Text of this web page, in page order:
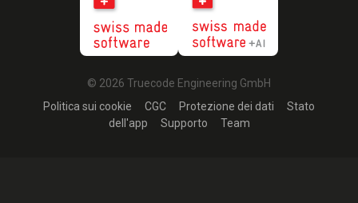
© 2026 Truecode Engineering GmbH
Politica sui cookie
CGC Protezione dei dati
Stato
dell'app
Supporto Team